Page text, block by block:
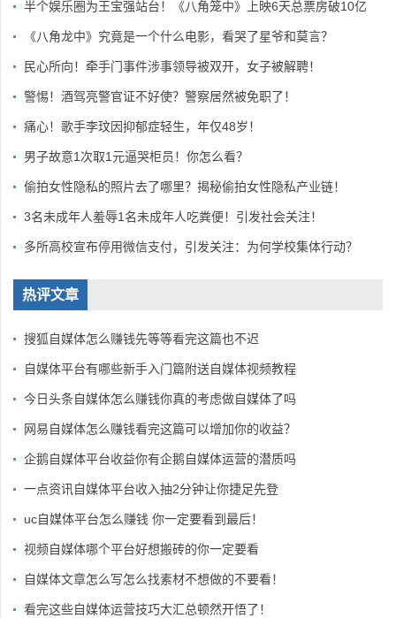
半个娱乐圈为王宝强站台！《八角笼中》上映6天总票房破10亿
《八角龙中》究竟是一个什么电影，看哭了星爷和莫言？
民心所向！牵手门事件涉事领导被双开，女子被解聘！
警惕！酒驾亮警官证不好使？警察居然被免职了！
痛心！歌手李玟因抑郁症轻生，年仅48岁！
男子故意1次取1元逼哭柜员！你怎么看？
偷拍女性隐私的照片去了哪里？揭秘偷拍女性隐私产业链！
3名未成年人羞辱1名未成年人吃粪便！引发社会关注！
多所高校宣布停用微信支付，引发关注：为何学校集体行动？
热评文章
搜狐自媒体怎么赚钱先等等看完这篇也不迟
自媒体平台有哪些新手入门篇附送自媒体视频教程
今日头条自媒体怎么赚钱你真的考虑做自媒体了吗
网易自媒体怎么赚钱看完这篇可以增加你的收益？
企鹅自媒体平台收益你有企鹅自媒体运营的潜质吗
一点资讯自媒体平台收入抽2分钟让你捷足先登
uc自媒体平台怎么赚钱 你一定要看到最后！
视频自媒体哪个平台好想搬砖的你一定要看
自媒体文章怎么写怎么找素材不想做的不要看！
看完这些自媒体运营技巧大汇总顿然开悟了！